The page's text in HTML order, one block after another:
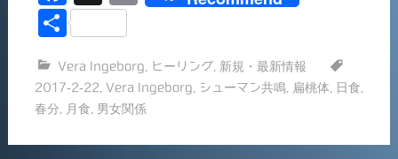
a
e
b
l
共
Vera Ingeborg ヒーリング, 新規・最新情報
2017-2-22
Vera Ingeborg シューマン共鳴, 扁桃体 日食
春分
月食 男女関係